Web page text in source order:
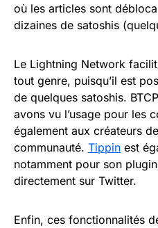
où les articles sont
dizaines de satoshis
Le Lightning Network
tout genre, puisqu’il est
de quelques satoshis.
avons vu l’usage pour les
également aux créateurs
communauté. Tippin est
notamment pour son
directement sur Twitter.
Enfin, ces fonctionnalités